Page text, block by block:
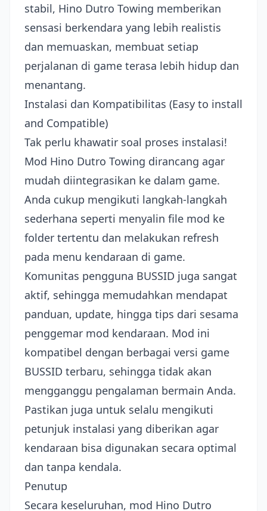
stabil, Hino Dutro Towing memberikan
sensasi berkendara yang lebih realistis
dan memuaskan, membuat setiap
perjalanan di game terasa lebih hidup dan
menantang.
Instalasi dan Kompatibilitas (Easy to install
and Compatible)
Tak perlu khawatir soal proses instalasi!
Mod Hino Dutro Towing dirancang agar
mudah diintegrasikan ke dalam game.
Anda cukup mengikuti langkah-langkah
sederhana seperti menyalin file mod ke
folder tertentu dan melakukan refresh
pada menu kendaraan di game.
Komunitas pengguna BUSSID juga sangat
aktif, sehingga memudahkan mendapat
panduan, update, hingga tips dari sesama
penggemar mod kendaraan. Mod ini
kompatibel dengan berbagai versi game
BUSSID terbaru, sehingga tidak akan
mengganggu pengalaman bermain Anda.
Pastikan juga untuk selalu mengikuti
petunjuk instalasi yang diberikan agar
kendaraan bisa digunakan secara optimal
dan tanpa kendala.
Penutup
Secara keseluruhan, mod Hino Dutro